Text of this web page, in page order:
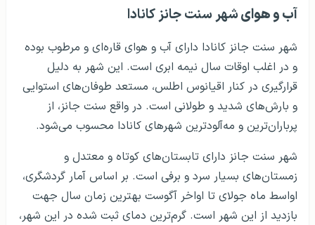
آب و هوایشهر سنت جانز کانادا
شهر سنت جانز کانادا دارای آب و هوای قاره‌ای و مرطوب بوده
و در اغلب اوقات سال نیمه ابری است. این شهر به دلیل
قرارگیری در کنار اقیانوس اطلس، مستعد طوفان‌های استوایی
و بارش‌های شدید و طولانی است. در واقع سنت جانز، از
پرباران‌ترین و مه‌آلودترین شهرهای کانادا محسوب می‌شود.
شهر سنت جانز دارای تابستان‌های کوتاه و معتدل و
زمستان‌های بسیار سرد و برفی است. بر اساس آمار گردشگری،
اواسط ماه جولای تا اواخر آگوست بهترین زمان سال جهت
بازدید از این شهر است. گرم‌ترین دمای ثبت شده در این شهر،